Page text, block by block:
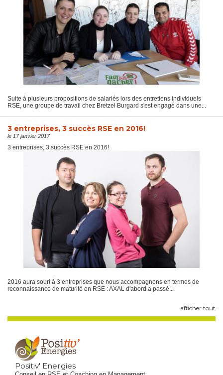
Suite à plusieurs propositions de salariés lors des entretiens individuels
RSE, une groupe de travail chez Bretzel Burgard s'est engagé dans une...
3 entreprises, 3 succès RSE en 2016!
le 17 janvier 2017
3 entreprises, 3 succès RSE en 2016!
2016 aura souri à 3 entreprises que nous accompagnons en termes de
reconnaissance de maturité en RSE : AXAL d'abord a passé...
afficher tout
Positiv' Energies